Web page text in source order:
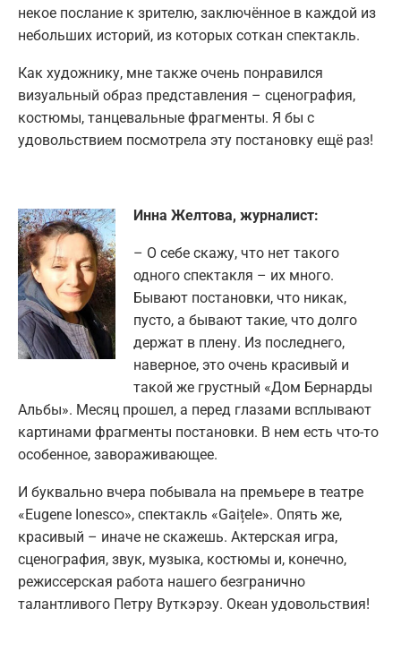
некое послание к зрителю, заключённое в каждой из
небольших историй, из которых соткан спектакль.
Как художнику, мне также очень понравился
визуальный образ представления – сценография,
костюмы, танцевальные фрагменты. Я бы с
удовольствием посмотрела эту постановку ещё раз!
Инна Желтова, журналист:
– О себе скажу, что нет такого
одного спектакля – их много.
Бывают постановки, что никак,
пусто, а бывают такие, что долго
держат в плену. Из последнего,
наверное, это очень красивый и
такой же грустный «Дом Бернарды
Альбы». Месяц прошел, а перед глазами всплывают
картинами фрагменты постановки. В нем есть что-то
особенное, завораживающее.
И буквально вчера побывала на премьере в театре
«Eugene Ionesco», спектакль «Gaițele». Опять же,
красивый – иначе не скажешь. Актерская игра,
сценография, звук, музыка, костюмы и, конечно,
режиссерская работа нашего безгранично
талантливого Петру Вуткэрэу. Океан удовольствия!